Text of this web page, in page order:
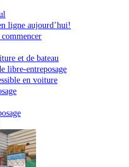
ligne aujourd’hui!
et de bateau
libre-entreposage
en voiture